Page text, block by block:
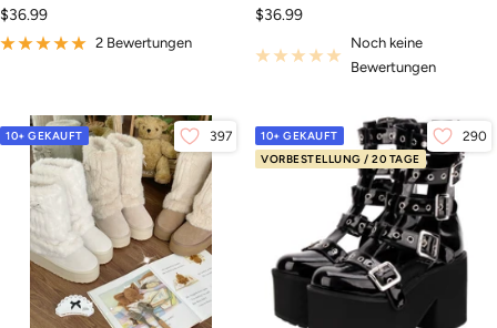
Angebotspreis
$36.99
2 Bewertungen
Angebotspreis
$36.99
Noch keine
Bewertungen
10+ GEKAUFT 397
10+ GEKAUFT
VORBESTELLUNG / 20 TAGE
290